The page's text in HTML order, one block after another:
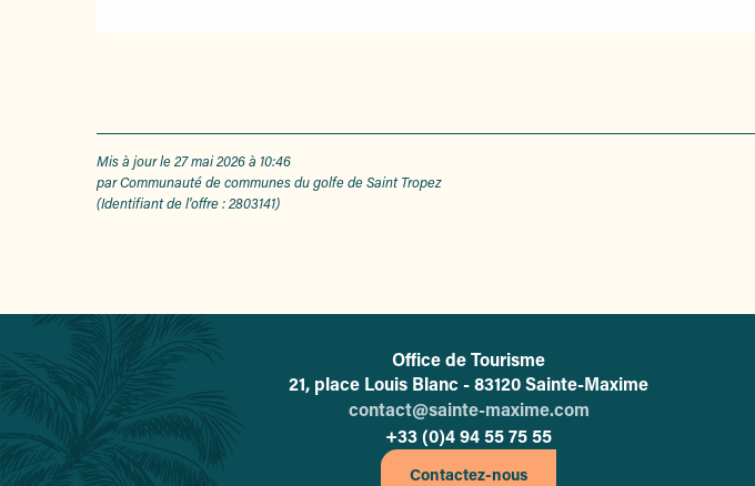
Mis à jour le 27 mai 2026 à 10:46
par Communauté de communes du golfe de Saint Tropez
(Identifiant de l'offre :2803141)
L'office de tourisme de Sainte-Maxime
Office de Tourisme
21, place Louis Blanc - 83120 Sainte-Maxime
contact@sainte-maxime.com
+33 (0)4 94 55 75 55
Contactez-nous